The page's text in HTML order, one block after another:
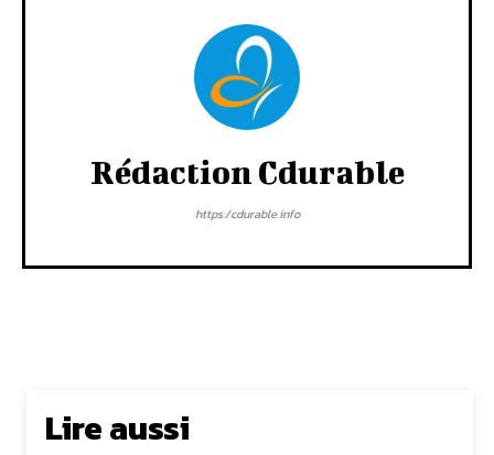
Rédaction Cdurable
https:/cdurable.info
Lire aussi